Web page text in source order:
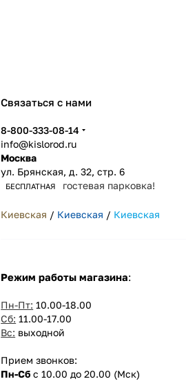
Связаться с нами
8-800-333-08-14
info@kislorod.ru
Москва
ул. Брянская, д. 32, стр. 6
БЕСПЛАТНАЯ гостевая парковка!
Киевская / Киевская / Киевская
Режим работы магазина:
Пн-Пт: 10.00-18.00
Сб: 11.00-17.00
Вс: выходной
Прием звонков:
Пн-Сб с 10.00 до 20.00 (Мск)